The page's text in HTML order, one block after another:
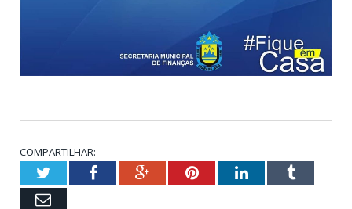
COMPARTILHAR:
TwitterFacebookGoogle+PinterestLinkedInTumblr
Email